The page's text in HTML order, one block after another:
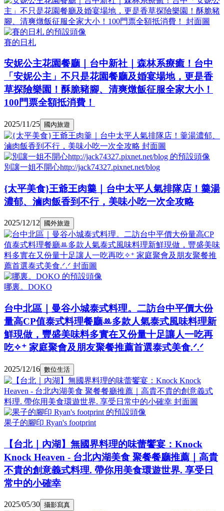
賽的日札
安妮公主花園餐廳｜台中新社｜森林系療癒！台中
「安妮公主」不只是花園餐廳及婚宴場地，更是香
草探險樂園！酥脆豬腳、清爽燉飯征服全家大小！
100門票全額抵消費！
2025/11/25 國內旅遊
別讓一姐不開心http://jack74327.pixnet.net/blog
{太平美食}王爺王肉羹｜台中太平人氣排隊店！羹湯
濃郁、滷肉飯香到不行，美味小吃一次全攻略
2025/12/12 國外旅遊
哪裏。DOKO
台中北區｜曼谷小城泰式料理。二訪台中平價大份
量高CP值泰式料理餐廳ꔛ多款人氣泰式風味料理新
鮮現做，豐盛美味料多實在又份量十足讓人一吃再
吃✧⁺ 家庭聚會及朋友聚餐推薦首選泰式美食.ᐟ.ᐟ
2025/12/16 數位生活
果子的腳印 Ryan's footprint
【台北｜內湖】無國界料理的味蕾饗宴：Knock
Knock Heaven - 台北內湖美食 聚餐餐廳推薦｜高貴
不貴的創意義式料理. 帶你用美食環遊世界. 享受日
常中的小確幸
2025/05/30 攝影寫真